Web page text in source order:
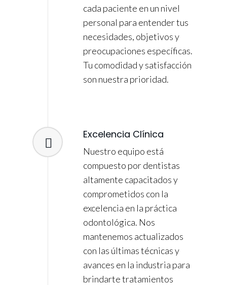
cada paciente en un nivel
personal para entender tus
necesidades, objetivos y
preocupaciones específicas.
Tu comodidad y satisfacción
son nuestra prioridad.
Excelencia Clínica
Nuestro equipo está
compuesto por dentistas
altamente capacitados y
comprometidos con la
excelencia en la práctica
odontológica. Nos
mantenemos actualizados
con las últimas técnicas y
avances en la industria para
brindarte tratamientos